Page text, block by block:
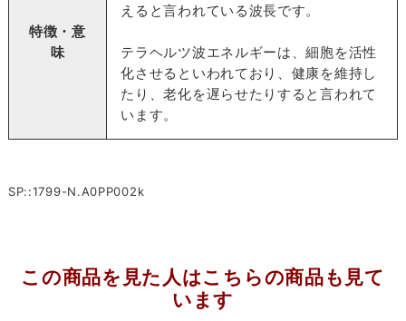
特徴・意
味
えると言われている波長です。
テラヘルツ波エネルギーは、細胞を活性
化させるといわれており、健康を維持し
たり、老化を遅らせたりすると言われて
います。
SP::1799-N.A0PP002k
この商品を見た人はこちらの商品も見て
います